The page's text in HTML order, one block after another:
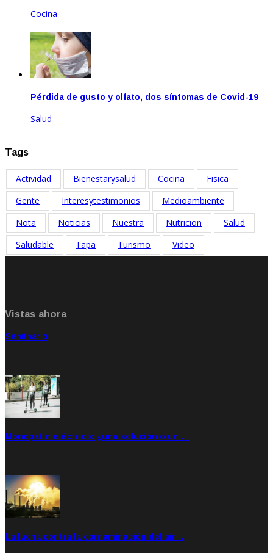
Cocina
Pérdida de gusto y olfato, dos síntomas de Covid-19
Salud
Tags
Actividad Bienestarysalud Cocina
Fisica
Gente
Interesytestimonios
Medioambiente
Nota
Noticias Nuestra Nutricion
Salud
Saludable
Tapa Turismo Video
Vistas ahora
Seminario
Monopatín eléctrico: ¿una solución o un …
La lucha contra la contaminación del air…